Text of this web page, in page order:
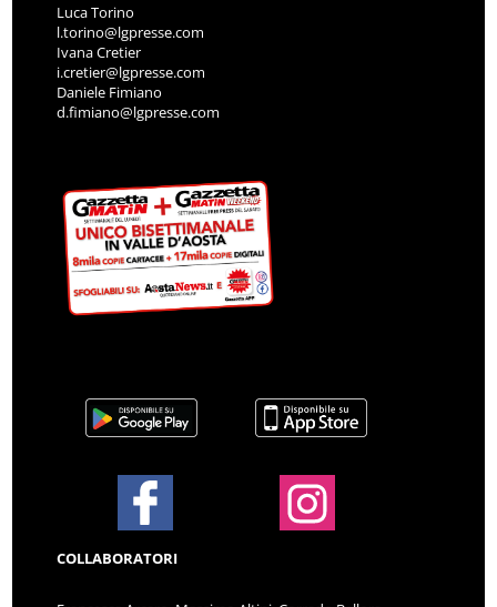
Luca Torino
l.torino@lgpresse.com
Ivana Cretier
i.cretier@lgpresse.com
Daniele Fimiano
d.fimiano@lgpresse.com
COLLABORATORI